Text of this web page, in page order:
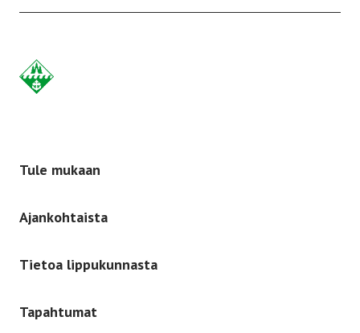
Etusivulle
Tule mukaan
Ajankohtaista
Tietoa lippukunnasta
Tapahtumat